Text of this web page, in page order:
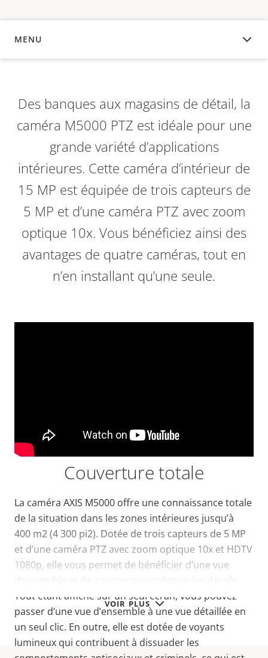
MENU
APERÇU
VOIR PLUS
Des banques aux magasins de détail, la
caméra M5000 PTZ est idéale pour une
grande variété d’applications
intérieures. Cette caméra d’intérieur de
15 MP est équipée de trois capteurs de
5 MP et d’une caméra PTZ avec zoom
optique 10x. Vous bénéficiez ainsi des
avantages de quatre caméras, tout en
n’en installant qu’une seule.
Couverture totale
La caméra AXIS M5000 offre une connaissance totale
de la situation dans les zones intérieures jusqu’à
400 m2 (4 300 pi2). Dotée de trois capteurs de 5 MP
et d’une caméra PTZ avec zoom optique 10x et HDTV
1080p, elle vous permet de bénéficier d’une vue
Tout étant affiché sur un seul écran, vous pouvez
passer d’une vue d’ensemble à une vue détaillée en
un seul clic. En outre, elle est dotée de voyants
lumineux qui contribuent à dissuader les